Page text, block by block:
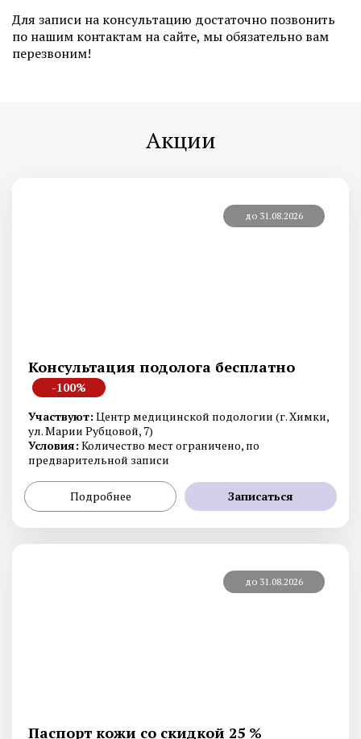
Для записи на консультацию достаточно позвонить
по нашим контактам на сайте, мы обязательно вам
перезвоним!
Акции
до 31.08.2026
Консультация подолога бесплатно
-100%
Участвуют: Центр медицинской подологии (г. Химки,
ул. Марии Рубцовой, 7)
Условия: Количество мест ограничено, по
предварительной записи
Подробнее Записаться
до 31.08.2026
Паспорт кожи со скидкой 25 %